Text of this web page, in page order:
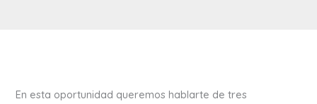
En esta oportunidad queremos hablarte de tres